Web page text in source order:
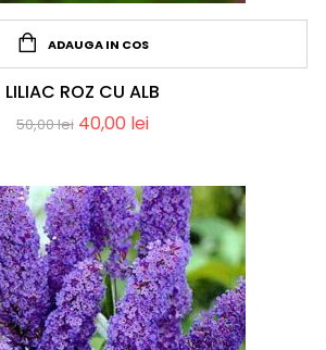
ADAUGA IN COS
LILIAC ROZ CU ALB
50,00lei 40,00 lei